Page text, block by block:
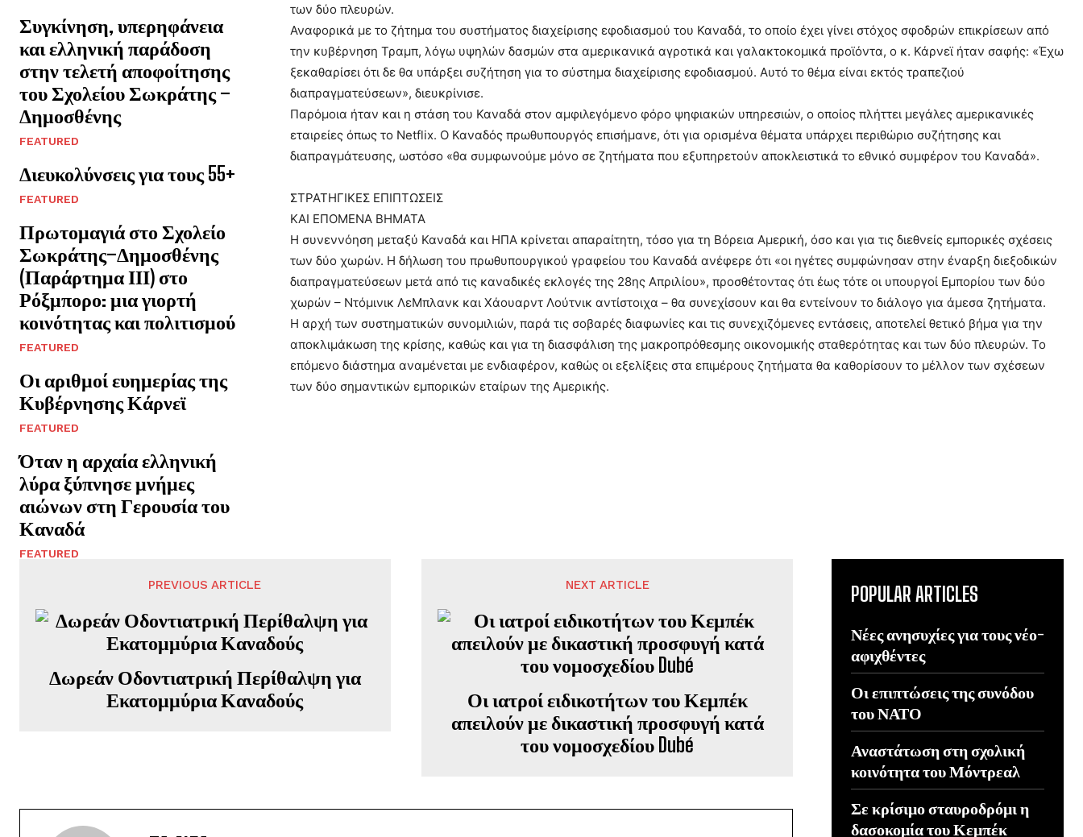
Συγκίνηση, υπερηφάνεια
και ελληνική παράδοση
στην τελετή αποφοίτησης
του Σχολείου Σωκράτης –
Δημοσθένης
FEATURED
Διευκολύνσεις για τους 55+
FEATURED
Πρωτομαγιά στο Σχολείο
Σωκράτης–Δημοσθένης
(Παράρτημα ΙΙΙ) στο
Ρόξμπορο: μια γιορτή
κοινότητας και πολιτισμού
FEATURED
Οι αριθμοί ευημερίας της
Κυβέρνησης Κάρνεϊ
FEATURED
Όταν η αρχαία ελληνική
λύρα ξύπνησε μνήμες
αιώνων στη Γερουσία του
Καναδά
FEATURED
των δύο πλευρών.
Αναφορικά με το ζήτημα του συστήματος διαχείρισης εφοδιασμού του Καναδά, το οποίο έχει γίνει στόχος σφοδρών επικρίσεων από
την κυβέρνηση Τραμπ, λόγω υψηλών δασμών στα αμερικανικά αγροτικά και γαλακτοκομικά προϊόντα, ο κ. Κάρνεϊ ήταν σαφής: «Έχω
ξεκαθαρίσει ότι δε θα υπάρξει συζήτηση για το σύστημα διαχείρισης εφοδιασμού. Αυτό το θέμα είναι εκτός τραπεζιού
διαπραγματεύσεων», διευκρίνισε.
Παρόμοια ήταν και η στάση του Καναδά στον αμφιλεγόμενο φόρο ψηφιακών υπηρεσιών, ο οποίος πλήττει μεγάλες αμερικανικές
εταιρείες όπως το Netflix. Ο Καναδός πρωθυπουργός επισήμανε, ότι για ορισμένα θέματα υπάρχει περιθώριο συζήτησης και
διαπραγμάτευσης, ωστόσο «θα συμφωνούμε μόνο σε ζητήματα που εξυπηρετούν αποκλειστικά το εθνικό συμφέρον του Καναδά».
ΣΤΡΑΤΗΓΙΚΕΣ ΕΠΙΠΤΩΣΕΙΣ
ΚΑΙ ΕΠΟΜΕΝΑ ΒΗΜΑΤΑ
Η συνεννόηση μεταξύ Καναδά και ΗΠΑ κρίνεται απαραίτητη, τόσο για τη Βόρεια Αμερική, όσο και για τις διεθνείς εμπορικές σχέσεις
των δύο χωρών. Η δήλωση του πρωθυπουργικού γραφείου του Καναδά ανέφερε ότι «οι ηγέτες συμφώνησαν στην έναρξη διεξοδικών
διαπραγματεύσεων μετά από τις καναδικές εκλογές της 28ης Απριλίου», προσθέτοντας ότι έως τότε οι υπουργοί Εμπορίου των δύο
χωρών – Ντόμινικ ΛεΜπλανκ και Χάουαρντ Λούτνικ αντίστοιχα – θα συνεχίσουν και θα εντείνουν το διάλογο για άμεσα ζητήματα.
Η αρχή των συστηματικών συνομιλιών, παρά τις σοβαρές διαφωνίες και τις συνεχιζόμενες εντάσεις, αποτελεί θετικό βήμα για την
αποκλιμάκωση της κρίσης, καθώς και για τη διασφάλιση της μακροπρόθεσμης οικονομικής σταθερότητας και των δύο πλευρών. Το
επόμενο διάστημα αναμένεται με ενδιαφέρον, καθώς οι εξελίξεις στα επιμέρους ζητήματα θα καθορίσουν το μέλλον των σχέσεων
των δύο σημαντικών εμπορικών εταίρων της Αμερικής.
PREVIOUS ARTICLE
Δωρεάν Οδοντιατρική Περίθαλψη για
Εκατομμύρια Καναδούς
NEXT ARTICLE
Οι ιατροί ειδικοτήτων του Κεμπέκ
απειλούν με δικαστική προσφυγή κατά
του νομοσχεδίου Dubé
POPULAR ARTICLES
Νέες ανησυχίες για τους νέο-
αφιχθέντες
Οι επιπτώσεις της συνόδου
του ΝΑΤΟ
Αναστάτωση στη σχολική
κοινότητα του Μόντρεαλ
Σε κρίσιμο σταυροδρόμι η
δασοκομία του Κεμπέκ